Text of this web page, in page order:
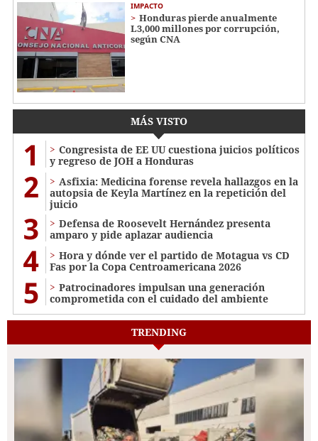
IMPACTO
Honduras pierde anualmente
L3,000 millones por corrupción,
según CNA
MÁS VISTO
1
Congresista de EE UU cuestiona juicios políticos
y regreso de JOH a Honduras
2
Asfixia: Medicina forense revela hallazgos en la
autopsia de Keyla Martínez en la repetición del
juicio
3
Defensa de Roosevelt Hernández presenta
amparo y pide aplazar audiencia
4
Hora y dónde ver el partido de Motagua vs CD
Fas por la Copa Centroamericana 2026
5
Patrocinadores impulsan una generación
comprometida con el cuidado del ambiente
TRENDING